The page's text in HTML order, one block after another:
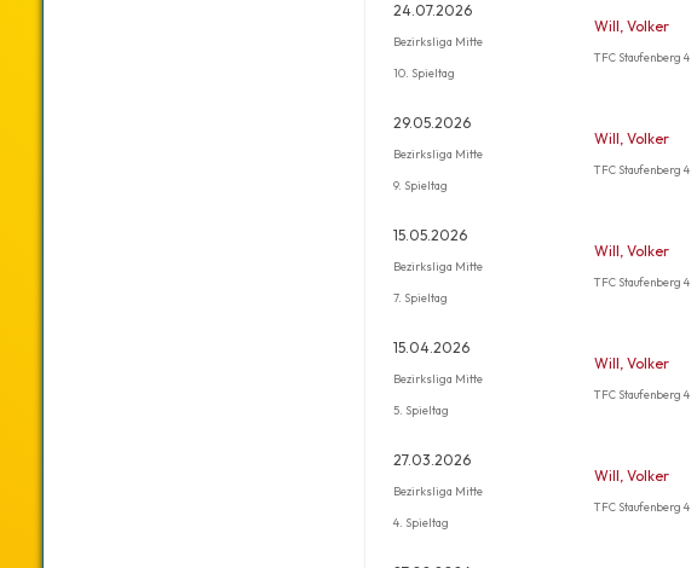
24.07.2026
Bezirksliga Mitte
10. Spieltag
Will, Volker
TFC Staufenberg 4
29.05.2026
Bezirksliga Mitte
9. Spieltag
Will, Volker
TFC Staufenberg 4
15.05.2026
Bezirksliga Mitte
7. Spieltag
Will, Volker
TFC Staufenberg 4
15.04.2026
Bezirksliga Mitte
5. Spieltag
Will, Volker
TFC Staufenberg 4
27.03.2026
Bezirksliga Mitte
4. Spieltag
Will, Volker
TFC Staufenberg 4